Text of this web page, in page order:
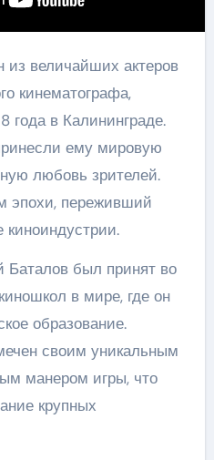
из величайших актеров
кинематографа,
года в Калининграде.
ему мировую
любовь зрителей.
эпохи, переживший
киноиндустрии.
Баталов был принят во
в мире, где он
образование.
своим уникальным
манером игры, что
крупных